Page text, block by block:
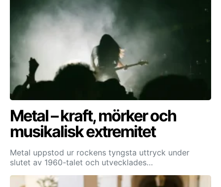
Metal – kraft, mörker och
musikalisk extremitet
Metal uppstod ur rockens tyngsta uttryck under
slutet av 1960-talet och utvecklades…